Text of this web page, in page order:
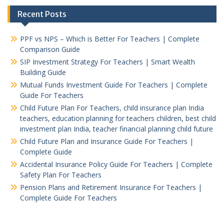
Recent Posts
PPF vs NPS – Which is Better For Teachers | Complete
Comparison Guide
SIP Investment Strategy For Teachers | Smart Wealth
Building Guide
Mutual Funds Investment Guide For Teachers | Complete
Guide For Teachers
Child Future Plan For Teachers, child insurance plan India
teachers, education planning for teachers children, best child
investment plan India, teacher financial planning child future
Child Future Plan and Insurance Guide For Teachers |
Complete Guide
Accidental Insurance Policy Guide For Teachers | Complete
Safety Plan For Teachers
Pension Plans and Retirement Insurance For Teachers |
Complete Guide For Teachers